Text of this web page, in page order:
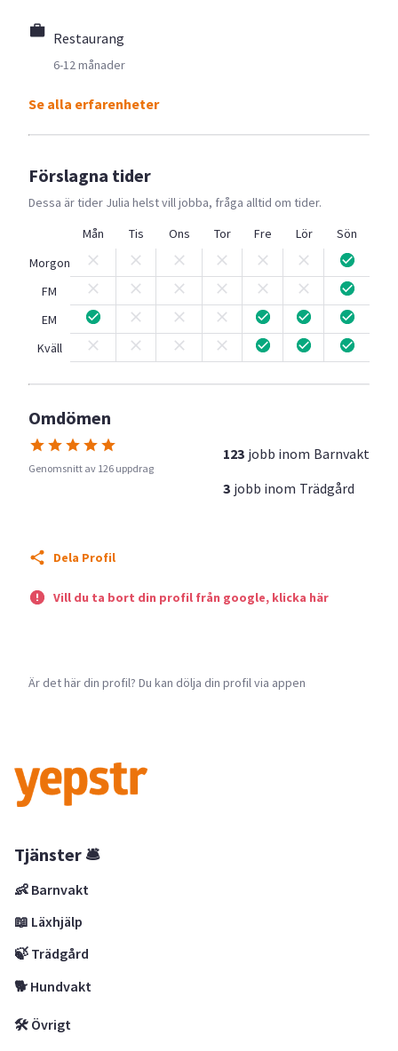
Restaurang
6-12 månader
Se alla erfarenheter
Förslagna tider
Dessa är tider Julia helst vill jobba, fråga alltid om tider.
Mån
Tis Ons Tor Fre Lör
Sön
Morgon
FM
EM
Kväll
Omdömen
Genomsnitt av 126 uppdrag
123 jobb inom Barnvakt
3 jobb inom Trädgård
Dela Profil
Vill du ta bort din profil från google, klicka här
Är det här din profil? Du kan dölja din profil via appen
Tjänster 🛎
👶 Barnvakt
📖 Läxhjälp
🍃 Trädgård
🐕 Hundvakt
🛠 Övrigt